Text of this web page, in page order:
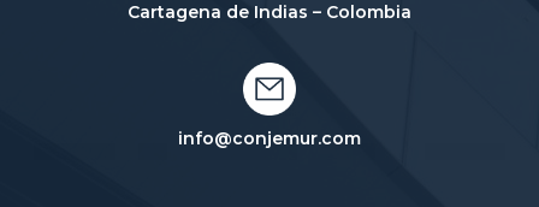
Cartagena de Indias – Colombia
info@conjemur.com